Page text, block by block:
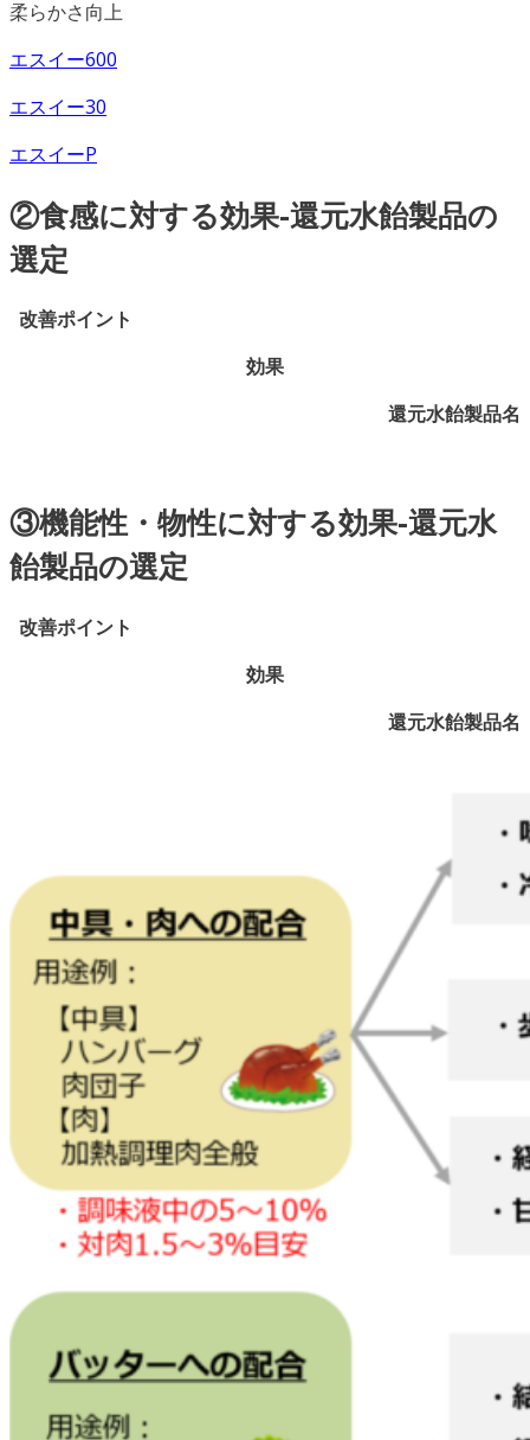
柔らかさ向上
エスイー600
エスイー30
エスイーP
②食感に対する効果-還元水飴製品の
選定
改善ポイント
効果
還元水飴製品名
③機能性・物性に対する効果-還元水
飴製品の選定
改善ポイント
効果
還元水飴製品名